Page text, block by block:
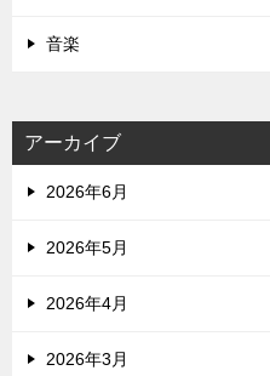
音楽
アーカイブ
2026年6月
2026年5月
2026年4月
2026年3月